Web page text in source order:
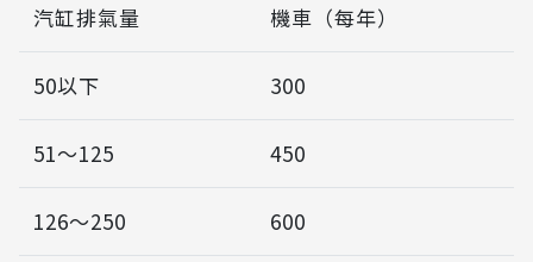
汽缸排氣量 機車（每年）
50以下 300
51～125 450
126～250 600